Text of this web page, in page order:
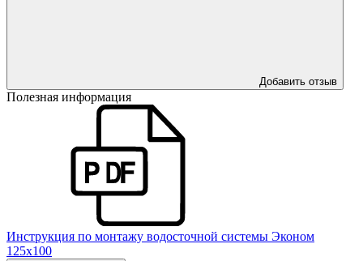
Добавить отзыв
Полезная информация
Инструкция по монтажу водосточной системы Эконом
125х100